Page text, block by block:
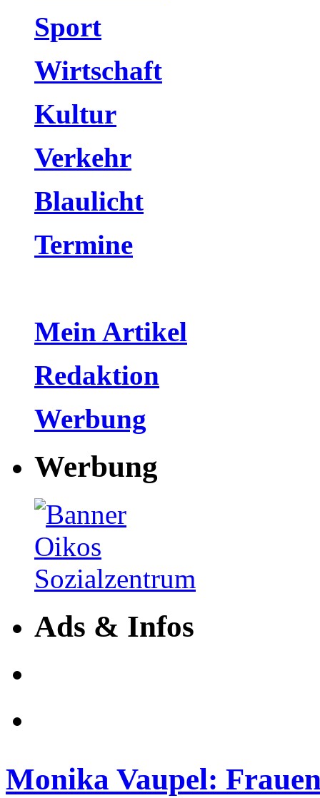
Sport
Wirtschaft
Kultur
Verkehr
Blaulicht
Termine
Mein Artikel
Redaktion
Werbung
Werbung
Ads & Infos
Monika Vaupel: